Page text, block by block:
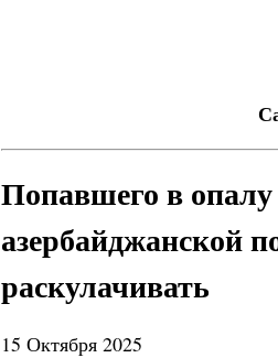
Попавшего в
азербайджанской
раскулачивать
15 Октября 2025